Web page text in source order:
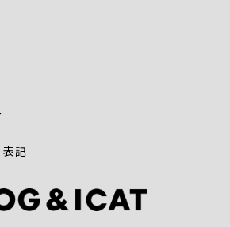
記